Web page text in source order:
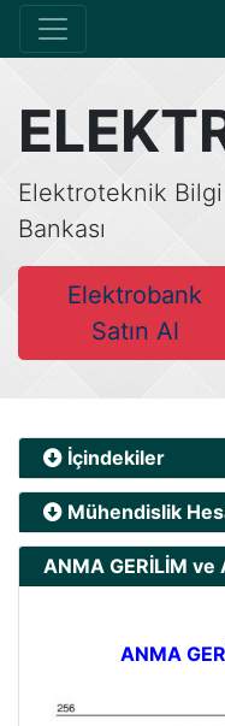
Elektroteknik Bilgi
Bankası
Elektrobank
Satın Al
İçindekiler
Mühendislik
ANMA GERİLİM ve
ANMA